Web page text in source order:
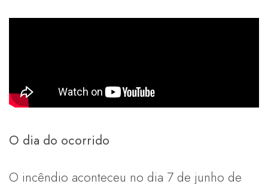
O dia do ocorrido
O incêndio aconteceu no dia 7 de junho de